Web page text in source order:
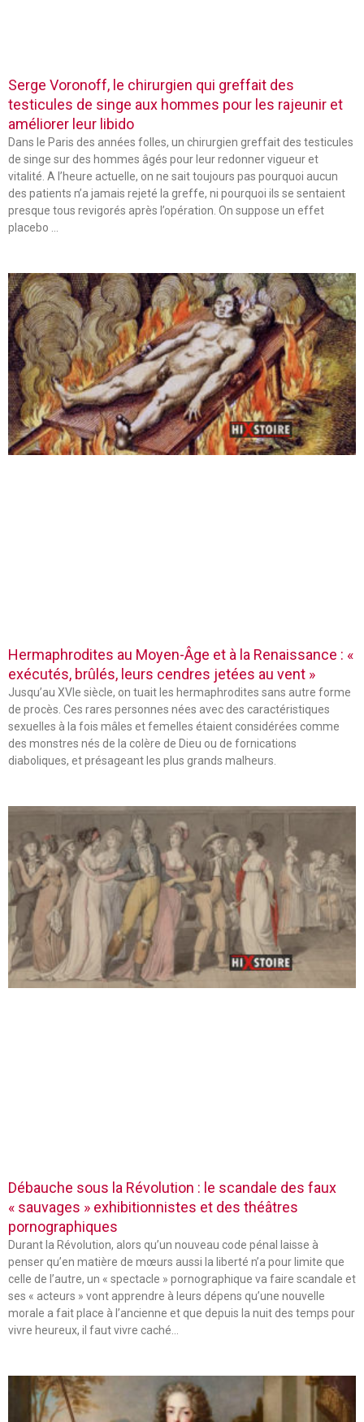
Serge Voronoff, le chirurgien qui greffait des
testicules de singe aux hommes pour les rajeunir et
améliorer leur libido
Dans le Paris des années folles, un chirurgien greffait des testicules
de singe sur des hommes âgés pour leur redonner vigueur et
vitalité. A l’heure actuelle, on ne sait toujours pas pourquoi aucun
des patients n’a jamais rejeté la greffe, ni pourquoi ils se sentaient
presque tous revigorés après l’opération. On suppose un effet
placebo …
Hermaphrodites au Moyen-Âge et à la Renaissance : «
exécutés, brûlés, leurs cendres jetées au vent »
Jusqu’au XVIe siècle, on tuait les hermaphrodites sans autre forme
de procès. Ces rares personnes nées avec des caractéristiques
sexuelles à la fois mâles et femelles étaient considérées comme
des monstres nés de la colère de Dieu ou de fornications
diaboliques, et présageant les plus grands malheurs.
Débauche sous la Révolution : le scandale des faux
« sauvages » exhibitionnistes et des théâtres
pornographiques
Durant la Révolution, alors qu’un nouveau code pénal laisse à
penser qu’en matière de mœurs aussi la liberté n’a pour limite que
celle de l’autre, un « spectacle » pornographique va faire scandale et
ses « acteurs » vont apprendre à leurs dépens qu’une nouvelle
morale a fait place à l’ancienne et que depuis la nuit des temps pour
vivre heureux, il faut vivre caché…